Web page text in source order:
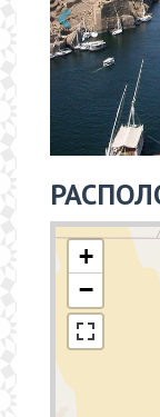
+
−